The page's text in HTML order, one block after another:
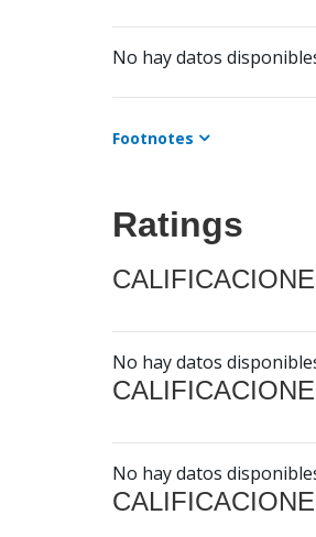
No hay datos
Footnotes
Ratings
No hay datos
No hay datos